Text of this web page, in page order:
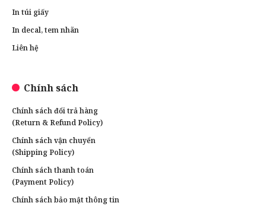
In túi giấy
In decal, tem nhãn
Liên hệ
Chính sách
Chính sách đổi trả hàng
(Return & Refund Policy)
Chính sách vận chuyển
(Shipping Policy)
Chính sách thanh toán
(Payment Policy)
Chính sách bảo mật thông tin